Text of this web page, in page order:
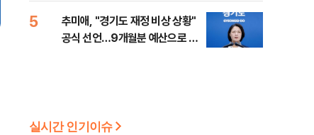
5
추미애, "경기도 재정 비상 상황"
공식 선언…9개월분 예산으로 민